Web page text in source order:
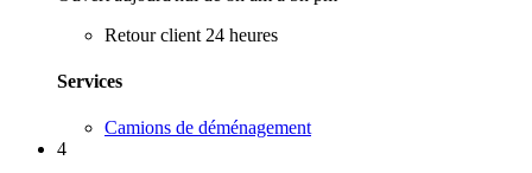
Retour client 24 heures
Services
Camions de déménagement
4